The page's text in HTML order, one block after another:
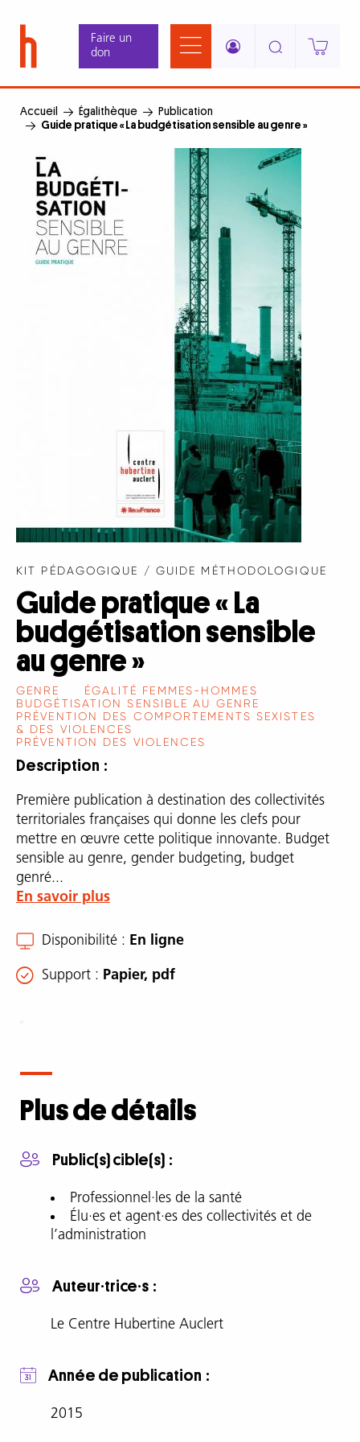
contenu
principal
Faire un
don
Accueil Égalithèque
Publication
Guide pratique « La budgétisation sensible au genre »
KIT PÉDAGOGIQUE / GUIDE MÉTHODOLOGIQUE
Guide pratique « La
budgétisation sensible
au genre »
GENRE
ÉGALITÉ FEMMES-HOMMES
BUDGÉTISATION SENSIBLE AU GENRE
PRÉVENTION DES COMPORTEMENTS SEXISTES
& DES VIOLENCES
PRÉVENTION DES VIOLENCES
Description
Première publication à destination des collectivités
territoriales françaises qui donne les clefs pour
mettre en œuvre cette politique innovante. Budget
sensible au genre, gender budgeting, budget
genré...
En savoir plus
Disponibilité En ligne
Support Papier, pdf
complète
en
temps,
guide
de
la
budgétisation
Plus de détails
Public(s) cible(s)
Professionnel·les de la santé
Élu·es et agent·es des collectivités et de
l’administration
Auteur·trice·s
Le Centre Hubertine Auclert
Année de publication
2015